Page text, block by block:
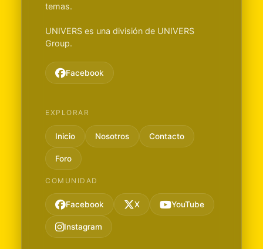
temas.
UNIVERS es una división de UNIVERS
Group.
Facebook
EXPLORAR
Inicio Nosotros Contacto
Foro
COMUNIDAD
Facebook X YouTube
Instagram